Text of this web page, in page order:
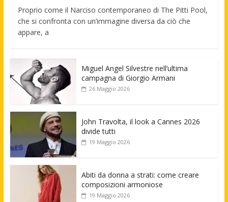
Proprio come il Narciso contemporaneo di The Pitti Pool,
che si confronta con un’immagine diversa da ciò che
appare, a
Miguel Angel Silvestre nell’ultima
campagna di Giorgio Armani
26 Maggio 2026
John Travolta, il look a Cannes 2026
divide tutti
19 Maggio 2026
Abiti da donna a strati: come creare
composizioni armoniose
19 Maggio 2026